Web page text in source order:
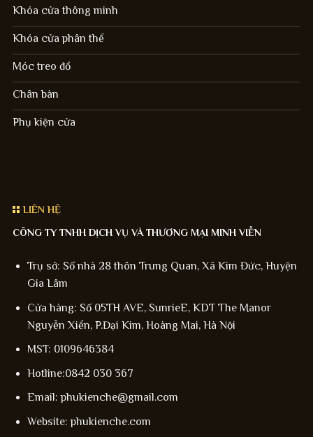
Khóa cửa thông minh
Khóa cửa phân thể
Móc treo đồ
Chân bàn
Phụ kiện cửa
LIÊN HỆ
CÔNG TY TNHH DỊCH VỤ VÀ THƯƠNG MẠI MINH VIỄN
Trụ sở: Số nhà 28 thôn Trung Quan, Xã Kim Đức, Huyện
Gia Lâm
Cửa hàng: Số 05TH AVE, SunrieE, KDT The Manor
Nguyễn Xiển, P.Đại Kim, Hoàng Mai, Hà Nội
MST: 0109646384
Hotline:0842 030 367
Email: phukienche@gmail.com
Website: phukienche.com